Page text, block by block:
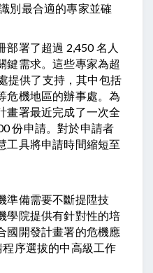
別最合適的專家並確
署了超過 2,450 名人
鍵需求。這些專家為超
提供了支持，其中包括
危機地區的辦事處。為
畫署最近完成了一次全
份申請。對於申請者
工具將申請時間縮短至
準備需要不斷提陞技
學院提供有針對性的培
國開發計畫署的危機應
序選拔的中高級工作